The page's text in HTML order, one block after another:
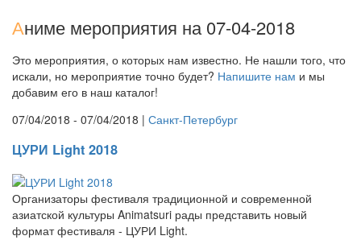
Аниме мероприятия на 07-04-2018
Это мероприятия, о которых нам известно. Не нашли того, что
искали, но мероприятие точно будет? Напишите нам и мы
добавим его в наш каталог!
07/04/2018 - 07/04/2018 | Санкт-Петербург
ЦУРИ Light 2018
Организаторы фестиваля традиционной и современной
азиатской культуры Animatsuri рады представить новый
формат фестиваля - ЦУРИ Light.